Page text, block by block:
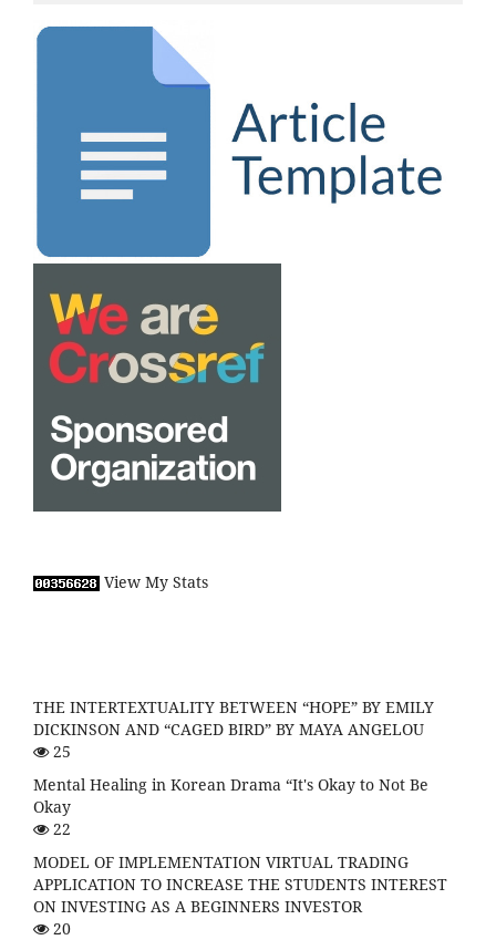
View My Stats
THE INTERTEXTUALITY BETWEEN “HOPE” BY EMILY
DICKINSON AND “CAGED BIRD” BY MAYA ANGELOU
25
Mental Healing in Korean Drama “It's Okay to Not Be
Okay
22
MODEL OF IMPLEMENTATION VIRTUAL TRADING
APPLICATION TO INCREASE THE STUDENTS INTEREST
ON INVESTING AS A BEGINNERS INVESTOR
20